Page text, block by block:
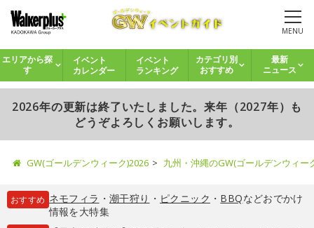
MENU
エリアから探
す
イベント
カレンダー
イベント
ランキング
カテゴリ別
おすすめ
最新
ニュース
2026年の更新は終了いたしました。来年（2027年）も
どうぞよろしくお願いします。
GW(ゴールデンウィーク)2026 九州・沖縄のGW(ゴールデンウィ
おすすめ ネモフィラ ・ 潮干狩り ・ ピクニック ・ BBQなどおでかけ
情報を大特集